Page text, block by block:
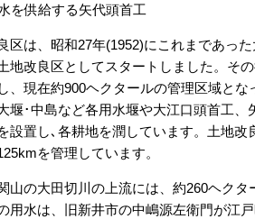
を供給する矢代頭首工
は、昭和27年(1952)にこれまであっ
地改良区としてスタートしました。そ
、現在約900ヘクタールの管理区域と
堰･中島など各用水堰や大江口頭首工
設置し､各耕地を潤しています。土地
を管理しています。
の大田切川の上流には、約260ヘク
用水は、旧新井市の中嶋源左衛門が江